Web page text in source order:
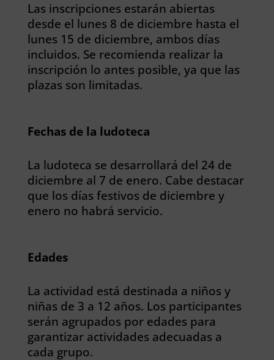
Las inscripciones estarán abiertas
desde el lunes 8 de diciembre hasta el
lunes 15 de diciembre, ambos días
incluidos. Se recomienda realizar la
inscripción lo antes posible, ya que las
plazas son limitadas.
Fechas de la ludoteca
La ludoteca se desarrollará del 24 de
diciembre al 7 de enero. Cabe destacar
que los días festivos de diciembre y
enero no habrá servicio.
Edades
La actividad está destinada a niños y
niñas de 3 a 12 años. Los participantes
serán agrupados por edades para
garantizar actividades adecuadas a
cada grupo.